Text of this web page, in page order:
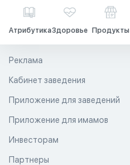
АтрибутикаЗдоровье Продукты
Реклама
Кабинет заведения
Приложение для заведений
Приложение для имамов
Инвесторам
Партнеры